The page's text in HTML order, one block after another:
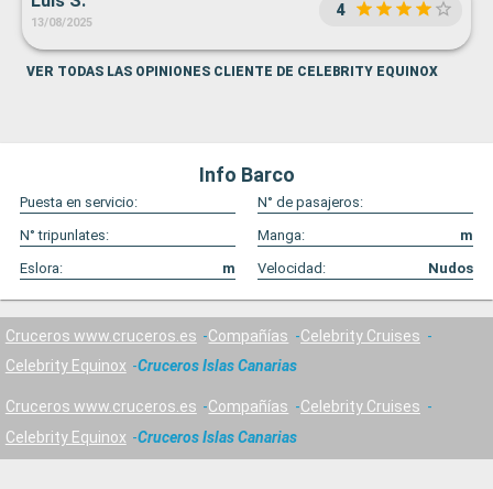
13/08/2025
4
VER TODAS LAS OPINIONES CLIENTE DE CELEBRITY EQUINOX
Info Barco
Puesta en servicio:
N° de pasajeros:
N° tripunlates:
Manga:
m
Eslora:
m Velocidad: Nudos
Cruceros www.cruceros.es Compañías
Celebrity Cruises
Celebrity Equinox
Cruceros Islas Canarias
Cruceros www.cruceros.es Compañías
Celebrity Cruises
Celebrity Equinox
Cruceros Islas Canarias